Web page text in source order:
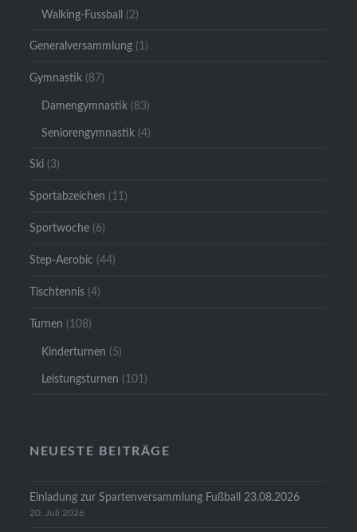
Walking-Fussball (2)
Generalversammlung (1)
Gymnastik (87)
Damengymnastik (83)
Seniorengymnastik (4)
Ski (3)
Sportabzeichen (11)
Sportwoche (6)
Step-Aerobic (44)
Tischtennis (4)
Turnen (108)
Kinderturnen (5)
Leistungsturnen (101)
NEUESTE BEITRÄGE
Einladung zur Spartenversammlung Fußball 23.08.2026
20. Juli 2026